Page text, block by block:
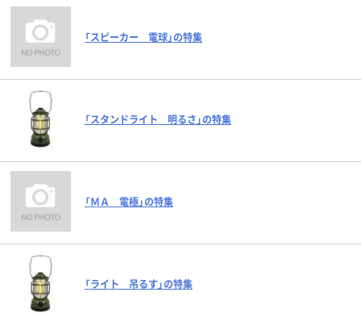
「スピーカー 電球」の特集
「スタンドライト 明るさ」の特集
「ＭＡ 電極」の特集
「ライト 吊るす」の特集